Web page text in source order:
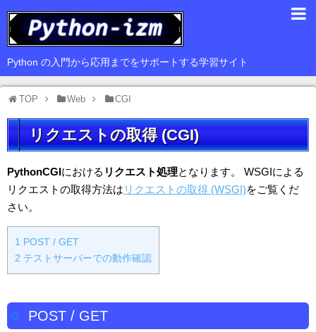
Python の入門から応用までをサポートする学習サイト
TOP Web CGI
リクエストの取得 (CGI)
PythonCGIにおける リクエスト処理となります。 WSGIによる
リクエストの取得方法は リクエストの取得 (WSGI)をご覧くだ
さい。
1 POST / GET
2 テストサーバーでの動作確認
POST / GET
入門編
基礎編
豆知識
サードパーティ
Web
GUI
データ解析